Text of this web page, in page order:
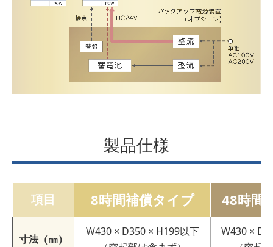
製品仕様
項目 8時間補償タイプ 48時間
寸法（㎜）
W430 × D350 × H199以下
W430 ×